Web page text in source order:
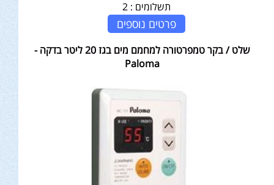
תשלומים : 2
פרטים נוספים
שלט / בקר טמפרטורה למחמם מים בגז 20 ליטר בדקה -
Paloma